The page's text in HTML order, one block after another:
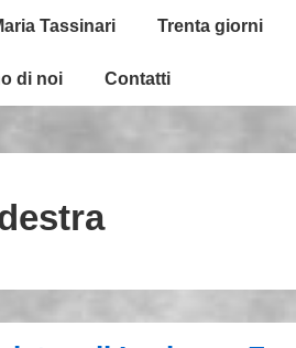
Tassinari Trenta giorni
di noi Contatti